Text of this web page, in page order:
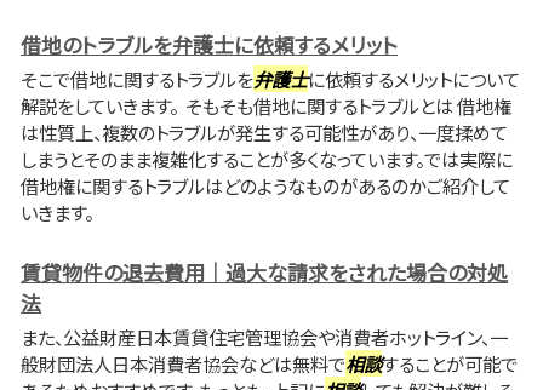
借地のトラブルを弁護士に依頼するメリット
そこで借地に関するトラブルを弁護士に依頼するメリットについて
解説をしていきます。 そもそも借地に関するトラブルとは 借地権
は性質上、複数のトラブルが発生する可能性があり、一度揉めて
しまうとそのまま複雑化することが多くなっています。では実際に
借地権に関するトラブルはどのようなものがあるのかご紹介して
いきます。
賃貸物件の退去費用｜過大な請求をされた場合の対処
法
また、公益財産日本賃貸住宅管理協会や消費者ホットライン、一
般財団法人日本消費者協会などは無料で相談することが可能で